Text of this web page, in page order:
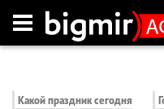
Какой праздник сегодня